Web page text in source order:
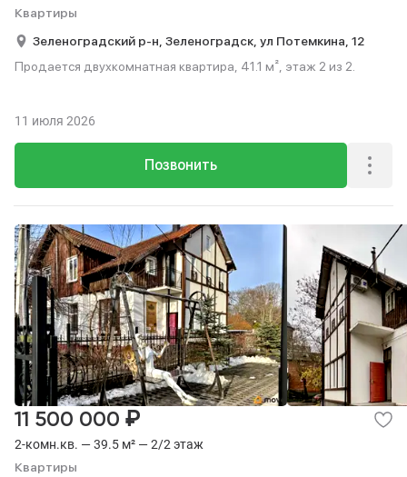
Квартиры
Зеленоградский р-н, Зеленоградск, ул Потемкина, 12
Продается двухкомнатная квартира, 41.1 м², этаж 2 из 2.
Позвонить
11 июля 2026
2-комн.кв. — 39.5 м² — 2/2 этаж
Квартиры
11 500 000 ₽